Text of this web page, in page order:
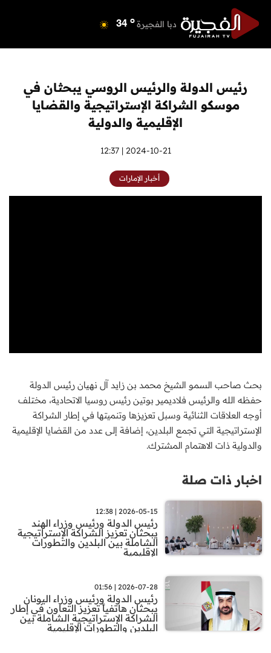
دبا الفجيرة 34 o
أم القيوين o
راس الخيمة 41 o
الفجيرة 33 o
رئيس الدولة والرئيس الروسي يبحثان في
موسكو الشراكة الإستراتيجية والقضايا
الإقليمية والدولية
2024-10-21 | 12:37
أخبار الإمارات
بحث صاحب السمو الشيخ محمد بن زايد آل نهيان رئيس الدولة
حفظه الله والرئيس فلاديمير بوتين رئيس روسيا الاتحادية، مختلف
أوجه العلاقات الثنائية وسبل تعزيزها وتنميتها في إطار الشراكة
الإستراتيجية التي تجمع البلدين، إضافة إلى عدد من القضايا الإقليمية
والدولية ذات الاهتمام المشترك.
اخبار ذات صلة
2026-05-15 | 12:38
رئيس الدولة ورئيس وزراء الهند
يبحثان تعزيز الشراكة الإستراتيجية
الشاملة بين البلدين والتطورات
الإقليمية
2026-07-28 | 01:56
رئيس الدولة ورئيس وزراء اليونان
يبحثان هاتفياً تعزيز التعاون في إطار
الشراكة الإستراتيجية الشاملة بين
البلدين والتطورات الإقليمية